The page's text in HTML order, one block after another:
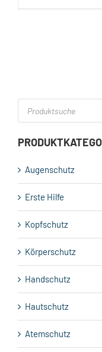
Products
search
Augenschutz
Erste Hilfe
Kopfschutz
Körperschutz
Handschutz
Hautschutz
Atemschutz